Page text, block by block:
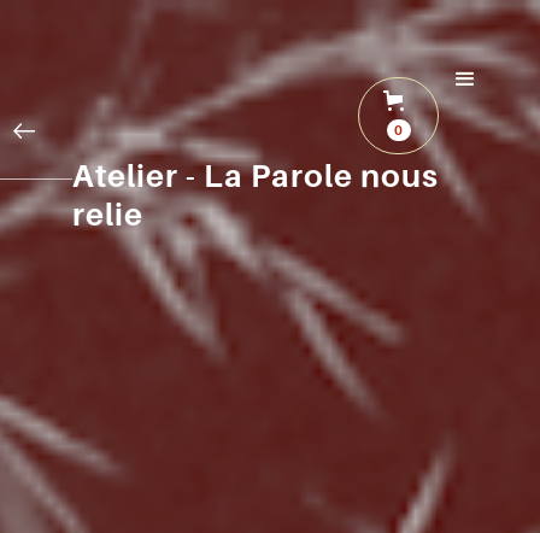
0
Atelier - La Parole nous
relie